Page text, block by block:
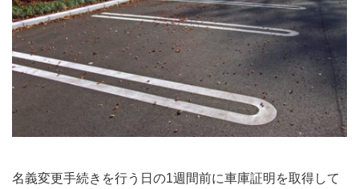
名義変更手続きを行う日の1週間前に車庫証明を取得して